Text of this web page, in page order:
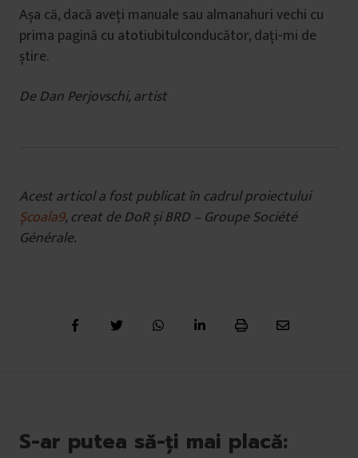
Așa că, dacă aveți manuale sau almanahuri vechi cu
prima pagină cu atotiubitulconducător, dați-mi de
știre.
De Dan Perjovschi, artist
Acest articol a fost publicat în cadrul proiectului
Școala9, creat de DoR și BRD – Groupe Société
Générale.
S-ar putea să-ți mai placă: